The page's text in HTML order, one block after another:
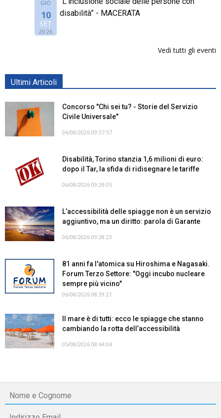
GIO
10
SET
2026
disabilità” - MACERATA
Vedi tutti gli eventi
Ultimi Articoli
Concorso "Chi sei tu? - Storie del Servizio
Civile Universale"
06/08/2026 09:37:57
Disabilità, Torino stanzia 1,6 milioni di euro:
dopo il Tar, la sfida di ridisegnare le tariffe
06/08/2026 09:29:05
L’accessibilità delle spiagge non è un servizio
aggiuntivo, ma un diritto: parola di Garante
06/08/2026 09:28:23
81 anni fa l'atomica su Hiroshima e Nagasaki.
Forum Terzo Settore: "Oggi incubo nucleare
sempre più vicino"
06/08/2026 08:39:21
Il mare è di tutti: ecco le spiagge che stanno
cambiando la rotta dell’accessibilità
05/08/2026 08:44:04